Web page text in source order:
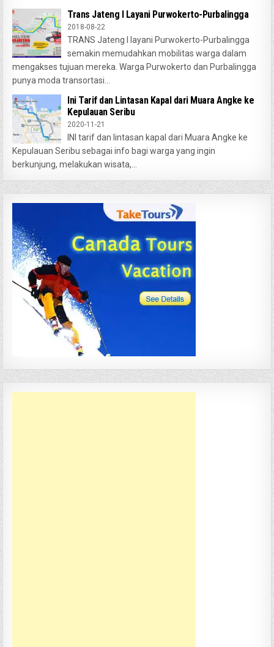
Trans Jateng I Layani Purwokerto-Purbalingga
2018-08-22
TRANS Jateng I layani Purwokerto-Purbalingga
semakin memudahkan mobilitas warga dalam
mengakses tujuan mereka. Warga Purwokerto dan Purbalingga
punya moda transortasi...
Ini Tarif dan Lintasan Kapal dari Muara Angke ke
Kepulauan Seribu
2020-11-21
INI tarif dan lintasan kapal dari Muara Angke ke
Kepulauan Seribu sebagai info bagi warga yang ingin
berkunjung, melakukan wisata,...